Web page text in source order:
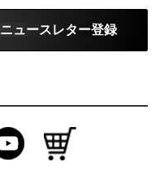
ニュースレター登録